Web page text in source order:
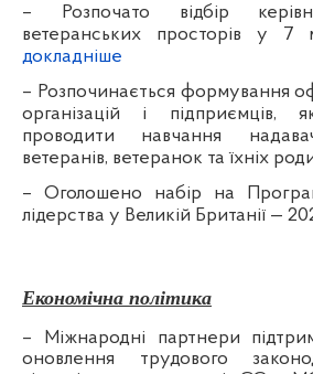
–
Розпочато відбір
ветеранських просторів у 7
докладніше
– Розпочинається формування
організацій і підприємців,
проводити навчання
ветеранів, ветеранок та їхніх
– Оголошено набір на
лідерства у Великій Британії —
Економічна політика
– Міжнародні партнери
оновлення трудового